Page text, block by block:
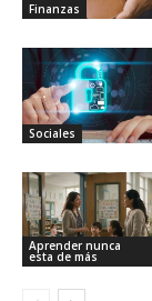
Finanzas
Sociales
Aprender nunca
esta de más